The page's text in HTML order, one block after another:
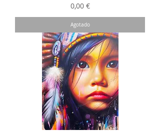
Precio
0,00 €
Agotado